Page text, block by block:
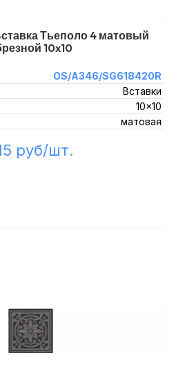
Тьеполо 4 матовый
10x10
OS/A346/SG618420R
Вставки
10x10
матовая
руб/шт.